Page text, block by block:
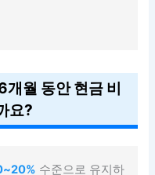
개월 동안 현금 비
요?
수준으로 유지하